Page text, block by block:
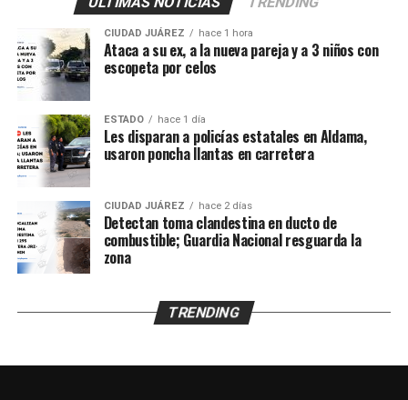
que se meten a las casas
de gente normal y luego
los malandros, a gusto”.
De acuerdo con los primeros reportes, elementos del
Grupo Antisecuestro de la Fiscalía General del
Estadohabrían sido presuntamente atacados a balazos
mientras realizaban labores de investigación en un
domicilio ubicado en el cruce deFrancisco González
Bocanegra y Pradera de Villa Ahumada, en el
fraccionamiento Praderas de Henequén.
Sin embargo, el testimonio sostiene una versión distinta
CIUDAD JUÁREZ hace 1 hora
Ataca a su ex, a la nueva pareja y a 3 niños con
escopeta por celos
ESTADO hace 1 día
Les disparan a policías estatales en Aldama,
usaron poncha llantas en carretera
CIUDAD JUÁREZ hace 2 días
Detectan toma clandestina en ducto de
combustible; Guardia Nacional resguarda la
zona
TRENDING